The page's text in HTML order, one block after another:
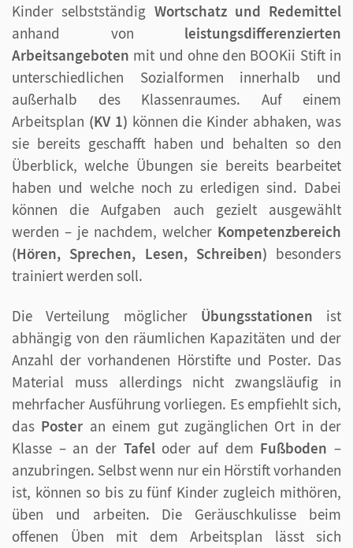
Kinder selbstständig Wortschatz und Redemittel
anhand von leistungsdifferenzierten
Arbeitsangeboten mit und ohne den BOOKii Stift in
unterschiedlichen Sozialformen innerhalb und
außerhalb des Klassenraumes. Auf einem
Arbeitsplan (KV 1) können die Kinder abhaken, was
sie bereits geschafft haben und behalten so den
Überblick, welche Übungen sie bereits bearbeitet
haben und welche noch zu erledigen sind. Dabei
können die Aufgaben auch gezielt ausgewählt
werden – je nachdem, welcher Kompetenzbereich
(Hören, Sprechen, Lesen, Schreiben) besonders
trainiert werden soll.
Die Verteilung möglicher Übungsstationen ist
abhängig von den räumlichen Kapazitäten und der
Anzahl der vorhandenen Hörstifte und Poster. Das
Material muss allerdings nicht zwangsläufig in
mehrfacher Ausführung vorliegen. Es empfiehlt sich,
das Poster an einem gut zugänglichen Ort in der
Klasse – an der Tafel oder auf dem Fußboden–
anzubringen. Selbst wenn nur ein Hörstift vorhanden
ist, können so bis zu fünf Kinder zugleich mithören,
üben und arbeiten. Die Geräuschkulisse beim
offenen Üben mit dem Arbeitsplan lässt sich